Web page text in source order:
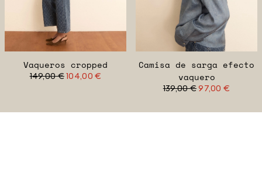
Vaqueros cropped
149,00 €104,00 €
Camisa de sarga efecto
vaquero
139,00 € 97,00 €